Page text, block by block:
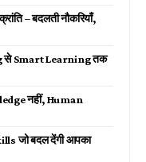
– बदलती नौकरियाँ,
Smart Learning तक
नहीं, Human
जो बदल देंगी आपका